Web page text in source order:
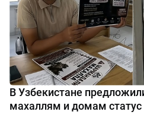
В Узбекистане
махаллям и домам